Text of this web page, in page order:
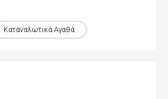
Καταναλωτικά Αγαθά